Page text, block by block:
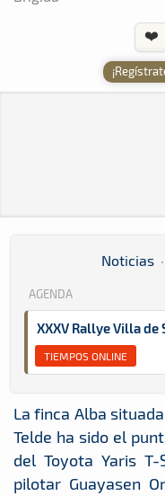
❤️
Noticias ·
AGENDA
XXXV Rallye Villa de
TIEMPOS ONLINE
La finca Alba
Telde ha sido el
del Toyota Yaris
pilotar Guayasen